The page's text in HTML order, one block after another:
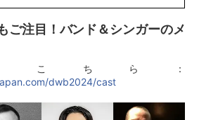
ご注目！バンド＆シンガーのメ
こちら：
dwb2024/cast